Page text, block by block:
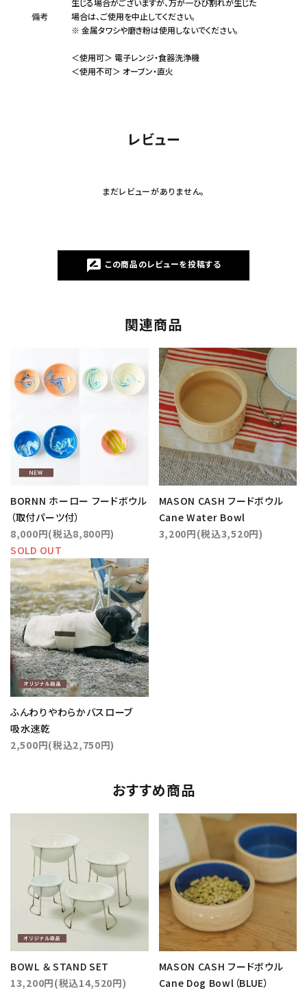
備考
生じる場合がございますが、万が一ひび割れが生じた
場合は、ご使用を中止してください。
※ 金属タワシや磨き粉は使用しないでください。
＜使用可＞ 電子レンジ・食器洗浄機
＜使用不可＞ オーブン・直火
レビュー
まだレビューがありません。
rate_review この商品のレビューを投稿する
関連商品
BORNN ホーロー フードボウル
（取付パーツ付）
8,000円(税込8,800円)
SOLD OUT
MASON CASH フードボウル
Cane Water Bowl
3,200円(税込3,520円)
ふんわりやわらかバスローブ
吸水速乾
2,500円(税込2,750円)
おすすめ商品
BOWL ＆ STAND SET
13,200円(税込14,520円)
MASON CASH フードボウル
Cane Dog Bowl（BLUE）